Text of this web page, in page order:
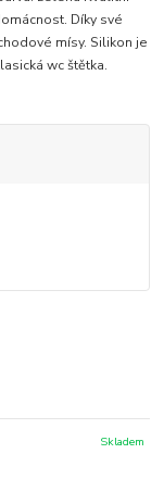
Díky své
mísy. Silikon je
wc štětka.
Skladem